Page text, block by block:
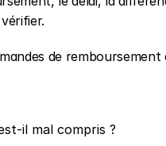
de
il mal compris ?